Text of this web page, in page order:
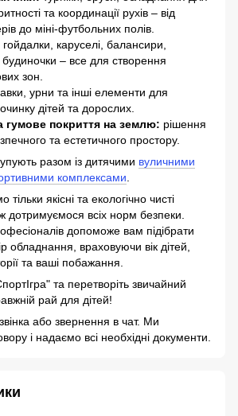
та координації рухів – від
до міні-футбольних полів.
гойдалки, каруселі, балансири,
будиночки – все для створення
зон.
урни та інші елементи для
дітей та дорослих.
гумове покриття на землю: рішення
та естетичного простору.
разом із дитячими вуличними
комплексами
якісні та екологічно чисті
дотримуємося всіх норм безпеки.
допоможе вам підібрати
обладнання, враховуючи вік дітей,
та ваші побажання.
та перетворіть звичайний
рай для дітей!
або звернення в чат. Ми
і надаємо всі необхідні документи.